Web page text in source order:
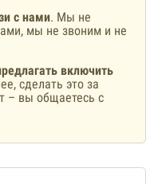
с нами. Мы не
мы не звоним и не
включить
сделать это за
– вы общаетесь с